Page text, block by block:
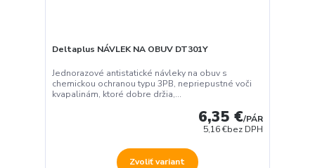
Deltaplus NÁVLEK NA OBUV DT301Y
Jednorazové antistatické návleky na obuv s
chemickou ochranou typu 3PB, nepriepustné voči
kvapalinám, ktoré dobre držia,...
6,35 €/PÁR
5,16 €bez DPH
Zvoliť variant